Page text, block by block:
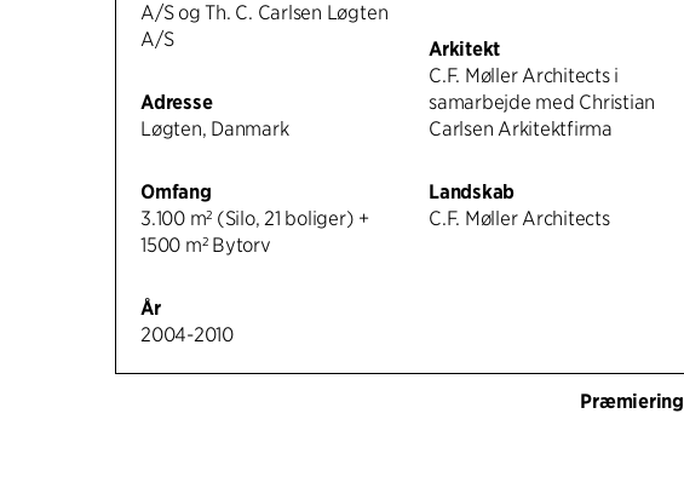
A/S og Th. C. Carlsen Løgten
A/S
Adresse
Løgten, Danmark
Omfang
3.100 m² (Silo, 21 boliger) +
1500 m² Bytorv
År
2004-2010
Arkitekt
C.F. Møller Architects i
samarbejde med Christian
Carlsen Arkitektfirma
Landskab
C.F. Møller Architects
Præmiering